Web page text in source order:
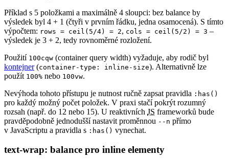
Příklad s 5 položkami a maximálně 4 sloupci: bez balance by
výsledek byl 4 + 1 (čtyři v prvním řádku, jedna osamocená). S tímto
výpočtem: rows = ceil(5/4) = 2, cols = ceil(5/2) = 3 –
výsledek je 3 + 2, tedy rovnoměrné rozložení.
Použití 100cqw (container query width) vyžaduje, aby rodič byl
kontejner(container-type: inline-size). Alternativně lze
použít 100% nebo 100vw.
Nevýhoda tohoto přístupu je nutnost ručně zapsat pravidla :has()
pro každý možný počet položek. V praxi stačí pokrýt rozumný
rozsah (např. do 12 nebo 15). U reaktivních JS frameworků bude
pravděpodobně jednodušší nastavit proměnnou --n přímo
v JavaScriptu a pravidla s :has() vynechat.
text-wrap: balance pro inline elementy